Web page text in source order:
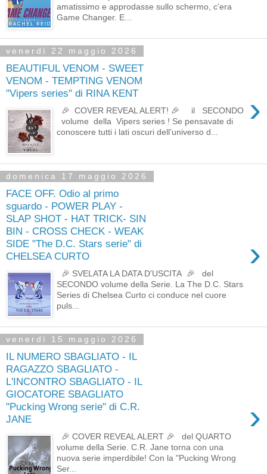
amatissimo e approdasse sullo schermo, c’era
Game Changer. E...
venerdì 22 maggio 2026
BEAUTIFUL VENOM - SWEET
VENOM - TEMPTING VENOM
"Vipers series" di RINA KENT
›
🎉 COVER REVEAL ALERT! 🎉 il SECONDO
volume della Vipers series ! Se pensavate di
conoscere tutti i lati oscuri dell’universo d...
domenica 17 maggio 2026
FACE OFF. Odio al primo
sguardo - POWER PLAY -
SLAP SHOT - HAT TRICK- SIN
BIN - CROSS CHECK - WEAK
SIDE "The D.C. Stars serie" di
CHELSEA CURTO
›
🎉 SVELATA LA DATA D'USCITA 🎉 del
SECONDO volume della Serie. La The D.C. Stars
Series di Chelsea Curto ci conduce nel cuore
puls...
venerdì 15 maggio 2026
IL NUMERO SBAGLIATO - IL
RAGAZZO SBAGLIATO -
L'INCONTRO SBAGLIATO - IL
GIOCATORE SBAGLIATO
"Pucking Wrong serie" di C.R.
JANE
›
🎉 COVER REVEAL ALERT 🎉 del QUARTO
volume della Serie. C.R. Jane torna con una
nuova serie imperdibile! Con la "Pucking Wrong
Ser...